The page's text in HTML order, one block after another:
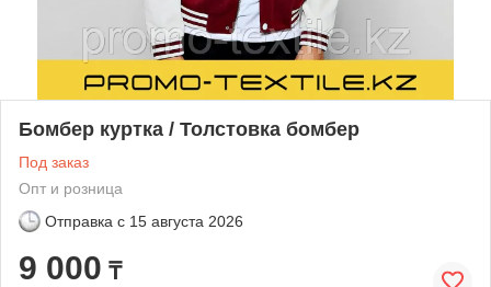
Бомбер куртка / Толстовка бомбер
Под заказ
Опт и розница
Отправка с 15 августа 2026
9 000 ₸